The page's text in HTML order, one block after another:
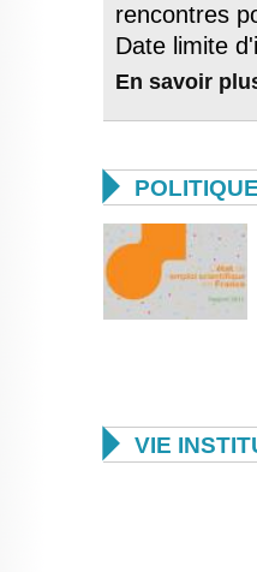
rencontres
Date limite
En savoir

 VIE